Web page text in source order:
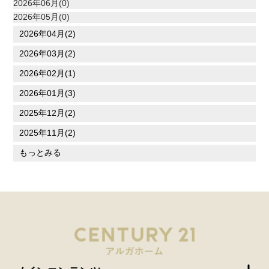
2026年06月(0)
2026年05月(0)
2026年04月(2)
2026年03月(2)
2026年02月(1)
2026年01月(3)
2025年12月(2)
2025年11月(2)
もっとみる